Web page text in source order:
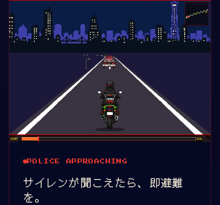
POLICE APPROACHING
サイレンが聞こえたら、即避難
を。